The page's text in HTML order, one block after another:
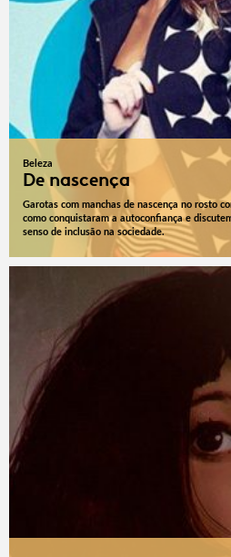
Beleza
De nascença
Garotas com manchas de nascença no rosto
como conquistaram a autoconfiança e
senso de inclusão na sociedade.